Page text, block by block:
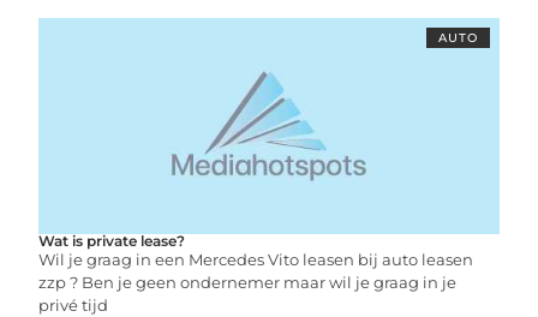
AUTO
Wat is private lease?
Wil je graag in een Mercedes Vito leasen bij auto leasen
zzp ? Ben je geen ondernemer maar wil je graag in je
privé tijd